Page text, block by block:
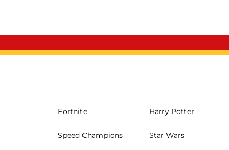
Fortnite Harry Potter
Speed Champions Star Wars